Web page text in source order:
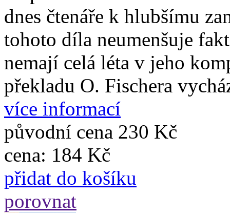
dnes čtenáře k hlubšímu
tohoto díla neumenšuje
nemají celá léta v jeho
překladu O. Fischera
více informací
původní cena 230 Kč
cena: 184 Kč
přidat do košíku
porovnat